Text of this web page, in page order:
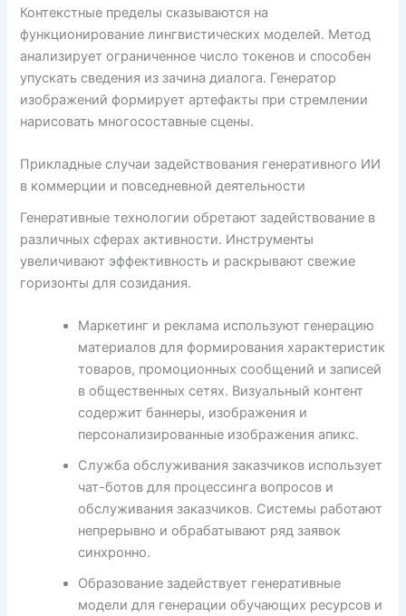
Контекстные пределы сказываются на
функционирование лингвистических моделей. Метод
анализирует ограниченное число токенов и способен
упускать сведения из зачина диалога. Генератор
изображений формирует артефакты при стремлении
нарисовать многосоставные сцены.
Прикладные случаи задействования генеративного ИИ
в коммерции и повседневной деятельности
Генеративные технологии обретают задействование в
различных сферах активности. Инструменты
увеличивают эффективность и раскрывают свежие
горизонты для созидания.
Маркетинг и реклама используют генерацию
материалов для формирования характеристик
товаров, промоционных сообщений и записей
в общественных сетях. Визуальный контент
содержит баннеры, изображения и
персонализированные изображения апикс.
Служба обслуживания заказчиков использует
чат-ботов для процессинга вопросов и
обслуживания заказчиков. Системы работают
непрерывно и обрабатывают ряд заявок
синхронно.
Образование задействует генеративные
модели для генерации обучающих ресурсов и